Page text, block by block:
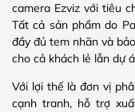
camera Ezviz với tiêu
Tất cả sản phẩm do
đầy đủ tem nhãn và
cho cả khách lẻ lẫn dự
Với lợi thế là đơn vị
cạnh tranh, hỗ trợ